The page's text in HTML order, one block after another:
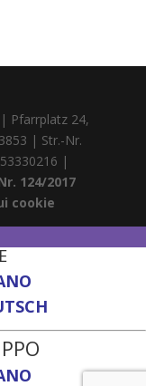
| Pfarrplatz 24,
| Str.-Nr.
|
124/2017
cookie